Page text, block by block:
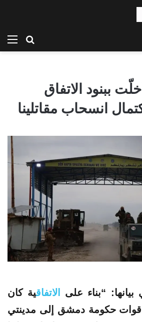
بحث
ببنود الاتفاق
انسحاب مقاتلينا
“بناء على الاتفاقية كان
حكومةدمشق إلى مدينتي